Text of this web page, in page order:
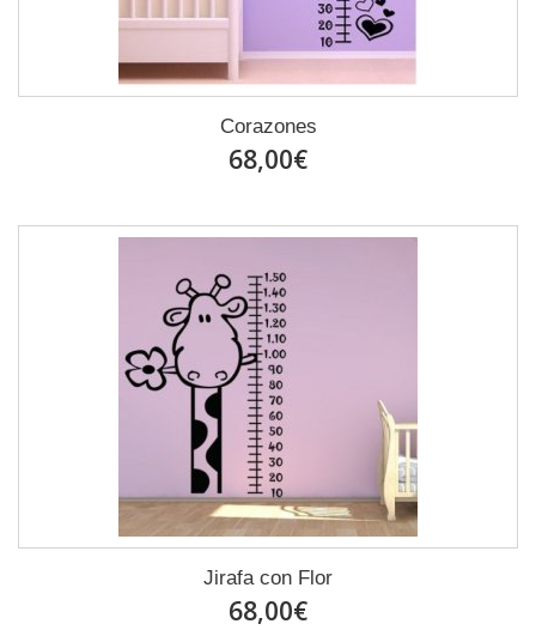
Corazones
68,00€
Jirafa con Flor
68,00€